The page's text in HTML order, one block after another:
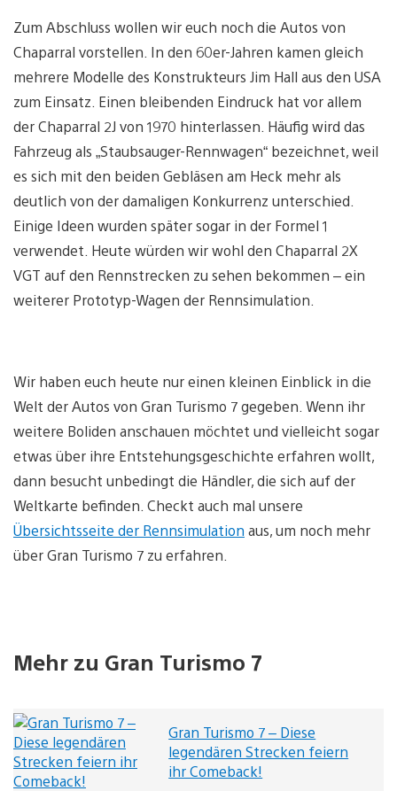
Zum Abschluss wollen wir euch noch die Autos von
Chaparral vorstellen. In den 60er-Jahren kamen gleich
mehrere Modelle des Konstrukteurs Jim Hall aus den USA
zum Einsatz. Einen bleibenden Eindruck hat vor allem
der Chaparral 2J von 1970 hinterlassen. Häufig wird das
Fahrzeug als „Staubsauger-Rennwagen“ bezeichnet, weil
es sich mit den beiden Gebläsen am Heck mehr als
deutlich von der damaligen Konkurrenz unterschied.
Einige Ideen wurden später sogar in der Formel 1
verwendet. Heute würden wir wohl den Chaparral 2X
VGT auf den Rennstrecken zu sehen bekommen – ein
weiterer Prototyp-Wagen der Rennsimulation.
Wir haben euch heute nur einen kleinen Einblick in die
Welt der Autos von Gran Turismo 7 gegeben. Wenn ihr
weitere Boliden anschauen möchtet und vielleicht sogar
etwas über ihre Entstehungsgeschichte erfahren wollt,
dann besucht unbedingt die Händler, die sich auf der
Weltkarte befinden. Checkt auch mal unsere
Übersichtsseite der Rennsimulation aus, um noch mehr
über Gran Turismo 7 zu erfahren.
Mehr zu Gran Turismo 7
Gran Turismo 7 – Diese
legendären Strecken feiern
ihr Comeback!